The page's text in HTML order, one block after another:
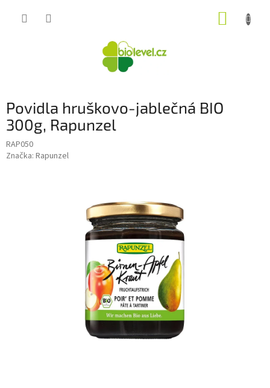
Povidla hruškovo-jablečná BIO
300g, Rapunzel
RAP050
Značka: Rapunzel